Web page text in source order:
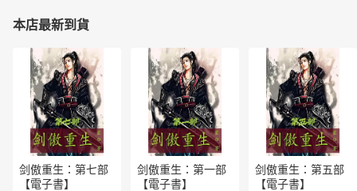
本店最新到貨
剑傲重生：第七部
【電子書】
剑傲重生：第一部
【電子書】
剑傲重生：第五部
【電子書】